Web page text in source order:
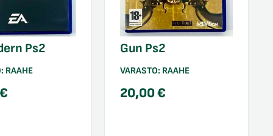
Ps2
RAAHE
€
Gun Ps2
VARASTO: RAAHE
20,00€